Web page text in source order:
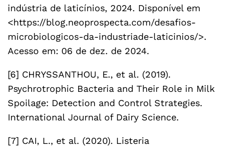
indústria de laticínios, 2024. Disponível em
<https://blog.neoprospecta.com/desafios-
microbiologicos-da-industriade-laticinios/>.
Acesso em: 06 de dez. de 2024.
[6] CHRYSSANTHOU, E., et al. (2019).
Psychrotrophic Bacteria and Their Role in Milk
Spoilage: Detection and Control Strategies.
International Journal of Dairy Science.
[7] CAI, L., et al. (2020). Listeria